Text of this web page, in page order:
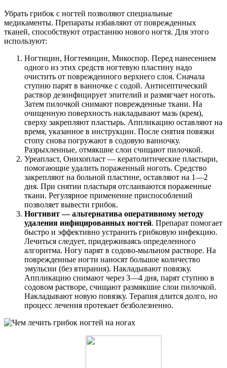
Убрать грибок с ногтей позволяют специальные
медикаменты. Препараты избавляют от поврежденных
тканей, способствуют отрастанию нового ногтя. Для этого
используют:
Ногтицин, Ногтемицин, Микоспор. Перед нанесением
одного из этих средств ногтевую пластину надо
очистить от поврежденного верхнего слоя. Сначала
ступню парят в ванночке с содой. Антисептический
раствор дезинфицирует эпителий и размягчает ноготь.
Затем пилочкой снимают поврежденные ткани. На
очищенную поверхность накладывают мазь (крем),
сверху закрепляют пластырь. Аппликацию оставляют на
время, указанное в инструкции. После снятия повязки
стопу снова погружают в содовую ванночку.
Разрыхленные, отмякшие слои счищают пилочкой.
Уреапласт, Онихопласт — кератолитические пластыри,
помогающие удалить пораженный ноготь. Средство
закрепляют на больной пластине, оставляют на 1—2
дня. При снятии пластыря отслаиваются пораженные
ткани. Регулярное применение приспособлений
позволяет вывести грибок.
Ногтивит — альтернатива оперативному методу
удаления инфицированных ногтей. Препарат помогает
быстро и эффективно устранить грибковую инфекцию.
Лечиться следует, придерживаясь определенного
алгоритма. Ногу парят в содово-мыльном растворе. На
поврежденные ногти наносят большое количество
эмульсии (без втирания). Накладывают повязку.
Аппликацию снимают через 3—4 дня, парят ступню в
содовом растворе, счищают размякшие слои пилочкой.
Накладывают новую повязку. Терапия длится долго, но
процесс лечения протекает безболезненно.